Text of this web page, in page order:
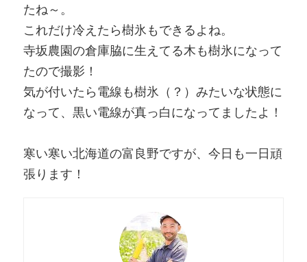
たね～。
これだけ冷えたら樹氷もできるよね。
寺坂農園の倉庫脇に生えてる木も樹氷になって
たので撮影！
気が付いたら電線も樹氷（？）みたいな状態に
なって、黒い電線が真っ白になってましたよ！
寒い寒い北海道の富良野ですが、今日も一日頑
張ります！